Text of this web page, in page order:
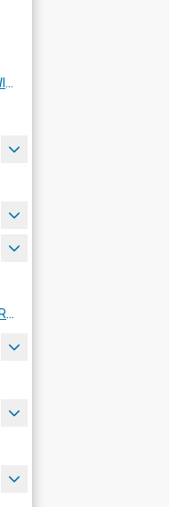
TRANSMISJA OBRAD RADY POWIATU ZGORZELECKIEGO
POWIATOWY INSPEKTORAT NADZORU BUDOWLANEGO